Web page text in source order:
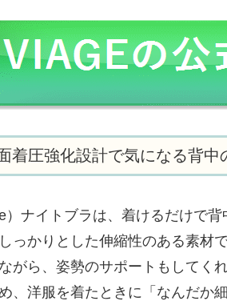
着圧強化設計で気になる背
）ナイトブラは、着けるだけで
っかりとした伸縮性のある素材
がら、姿勢のサポートもしてく
、洋服を着たときに「なんだか